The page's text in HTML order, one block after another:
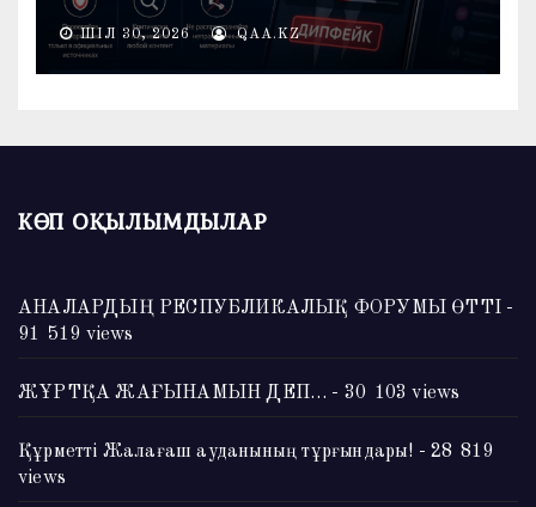
ШІЛ 30, 2026 QAA.KZ
КӨП ОҚЫЛЫМДЫЛАР
АНАЛАРДЫҢ РЕСПУБЛИКАЛЫҚ ФОРУМЫ ӨТТІ -
91 519 views
ЖҰРТҚА ЖАҒЫНАМЫН ДЕП… - 30 103 views
Құрметті Жалағаш ауданының тұрғындары! - 28 819
views